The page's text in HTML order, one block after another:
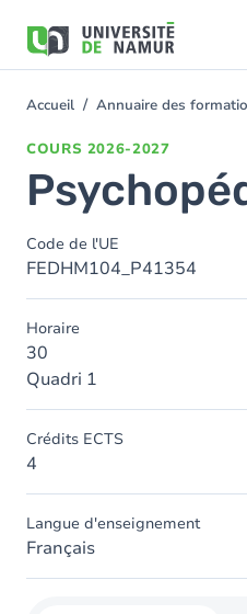
contenu
You
Accueil Annuaire des
COURS 2026-2027
Code de l'UE
FEDHM104_P41354
Horaire
30
Quadri 1
Crédits ECTS
4
Langue d'enseignement
Français